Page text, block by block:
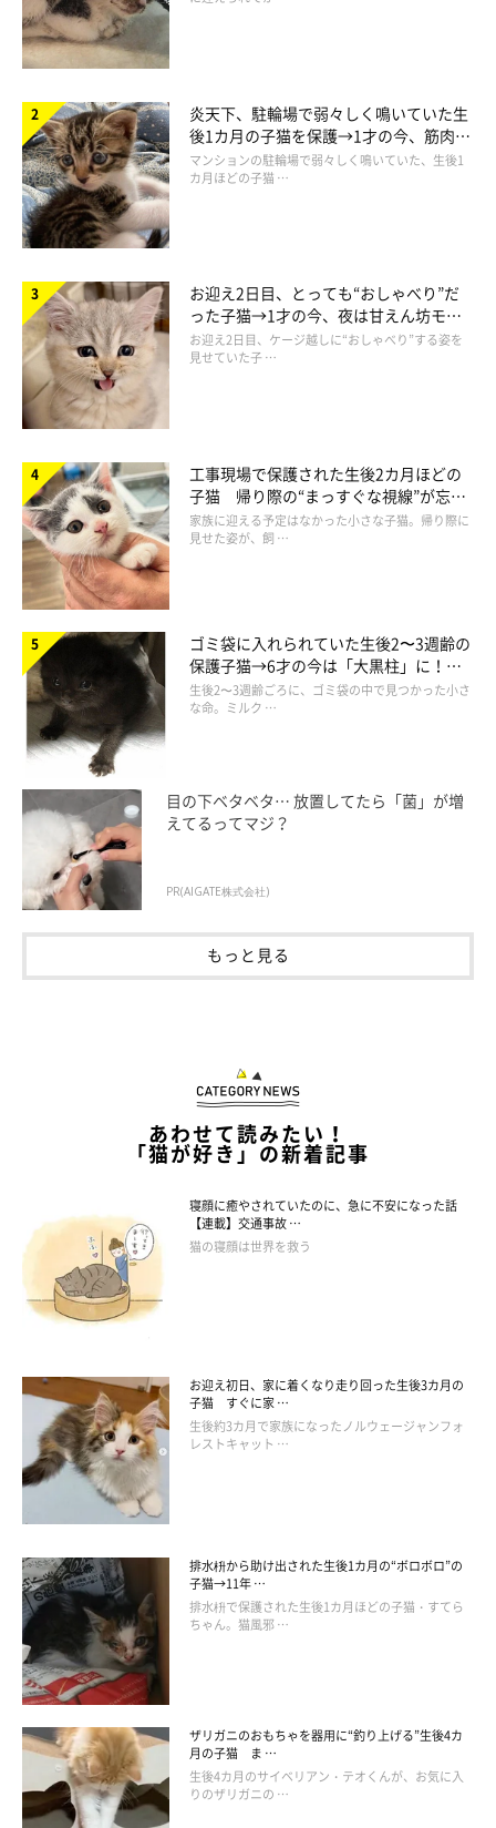
コ。もしかして、ニャンコのお腹の上でふみふみしちゃうの……
(*´Д｀)？
と、思いきや……
＠midorinotanbo
よいしょっ！
＠midorinotanbo
「やっぱ、あっち行くニャー(=￣ω￣=)」
と、ふみふみはやめて、どこかへ行っちゃった！
炎天下、駐輪場で弱々しく鳴いていた生
後1カ月の子猫を保護→1才の今、筋肉質
でツンデレなコに成長
マンションの駐輪場で弱々しく鳴いていた、生後1
カ月ほどの子猫 …
お迎え2日目、とっても“おしゃべり”だ
った子猫→1才の今、夜は甘えん坊モー
ドになるコに成長！
お迎え2日目、ケージ越しに“おしゃべり”する姿を
見せていた子 …
工事現場で保護された生後2カ月ほどの
子猫 帰り際の“まっすぐな視線”が忘れ
られず、家族の一員に
家族に迎える予定はなかった小さな子猫。帰り際に
見せた姿が、飼 …
ゴミ袋に入れられていた生後2〜3週齢の
保護子猫→6才の今は「大黒柱」に！
美しい黒猫に成長した姿にグッとくる
生後2〜3週齢ごろに、ゴミ袋の中で見つかった小さ
な命。ミルク …
目の下ベタベタ… 放置してたら「菌」が増
えてるってマジ？
PR(AIGATE株式会社)
もっと見る
あわせて読みたい！
「猫が好き」の新着記事
寝顔に癒やされていたのに、急に不安になった話
【連載】交通事故 …
猫の寝顔は世界を救う
お迎え初日、家に着くなり走り回った生後3カ月の
子猫 すぐに家 …
生後約3カ月で家族になったノルウェージャンフォ
レストキャット …
排水枡から助け出された生後1カ月の“ボロボロ”の
子猫→11年 …
排水枡で保護された生後1カ月ほどの子猫・すてら
ちゃん。猫風邪 …
ザリガニのおもちゃを器用に“釣り上げる”生後4カ
月の子猫 ま …
生後4カ月のサイベリアン・テオくんが、お気に入
りのザリガニの …